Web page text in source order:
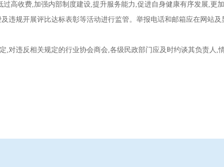
收费,加强内部制度建设,提升服务能力,促进自身健康有序发展,更加
规开展评比达标表彰等活动进行监管。举报电话和邮箱应在网站及
违反相关规定的行业协会商会,各级民政部门应及时约谈其负责人,